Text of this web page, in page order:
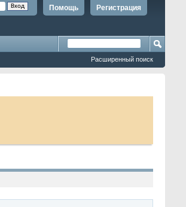
Регистрация
Помощь
Расширенный поиск